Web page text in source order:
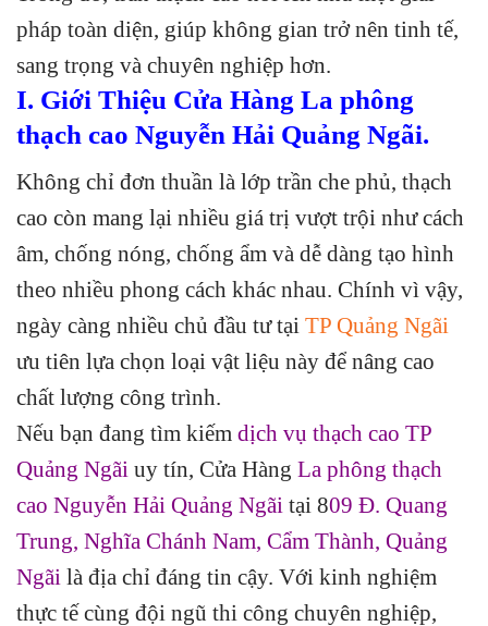
pháp toàn diện, giúp không gian trở nên tinh tế,
sang trọng và chuyên nghiệp hơn.
I. Giới Thiệu Cửa Hàng La phông
thạch cao Nguyễn Hải Quảng Ngãi.
Không chỉ đơn thuần là lớp trần che phủ, thạch
cao còn mang lại nhiều giá trị vượt trội như cách
âm, chống nóng, chống ẩm và dễ dàng tạo hình
theo nhiều phong cách khác nhau. Chính vì vậy,
ngày càng nhiều chủ đầu tư tại TP Quảng Ngãi
ưu tiên lựa chọn loại vật liệu này để nâng cao
chất lượng công trình.
Nếu bạn đang tìm kiếm dịch vụ thạch cao TP
Quảng Ngãi uy tín, Cửa Hàng La phông thạch
cao Nguyễn Hải Quảng Ngãi tại 809 Đ. Quang
Trung, Nghĩa Chánh Nam, Cẩm Thành, Quảng
Ngãi là địa chỉ đáng tin cậy. Với kinh nghiệm
thực tế cùng đội ngũ thi công chuyên nghiệp,